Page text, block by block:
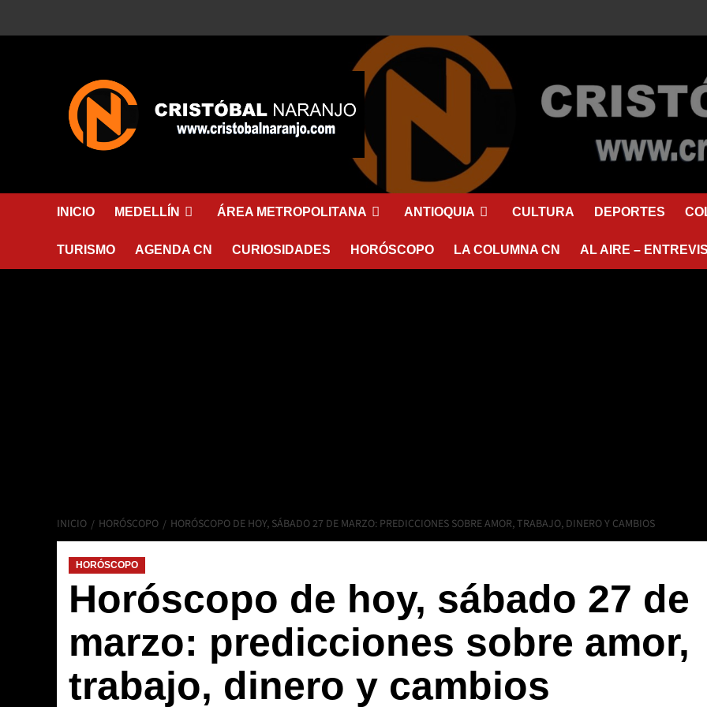
INICIO MEDELLÍN ÁREA METROPOLITANA ANTIOQUIA CULTURA DEPORTES
TURISMO AGENDA CN CURIOSIDADES HORÓSCOPO LA COLUMNA CN AL AIRE –
INICIO HORÓSCOPO HORÓSCOPO DE HOY, SÁBADO 27 DE MARZO: PREDICCIONES SOBRE AMOR, TRABAJO, DINERO Y CAMBIOS
HORÓSCOPO
Horóscopo de hoy, sábado 27 de
marzo: predicciones sobre amor,
trabajo, dinero y cambios